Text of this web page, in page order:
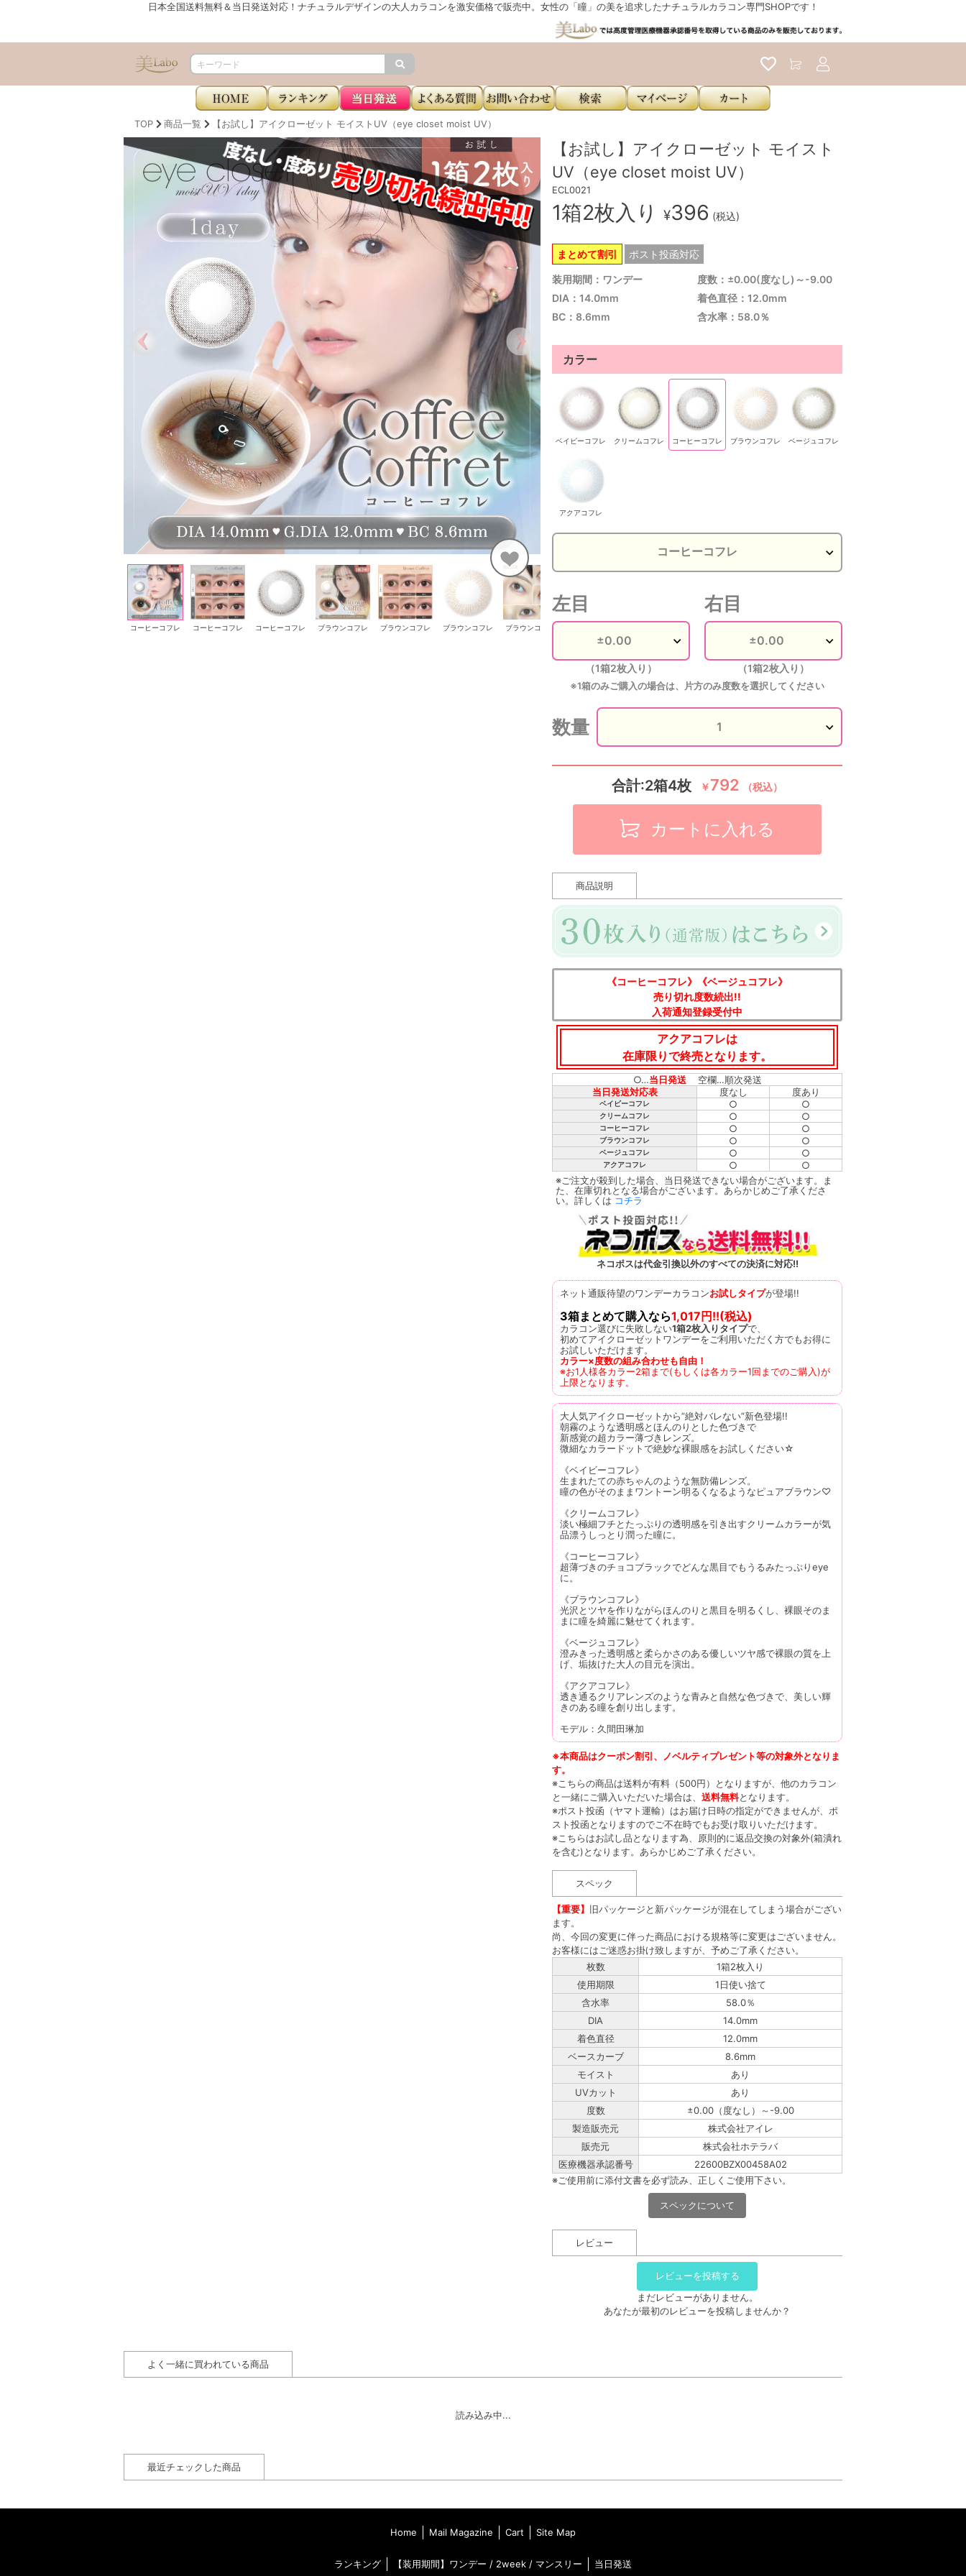
日本全国送料無料＆当日発送対応！ナチュラルデザインの大人カラコンを激安価格で販売中。女性の「瞳」の美を追求したナチュラルカラコン専門SHOPです！
TOP 商品一覧 【お試し】アイクローゼット モイストUV（eye closet moist UV）
コーヒーコフレ コーヒーコフレ コーヒーコフレ ブラウンコフレ ブラウンコフレ ブラウンコフレ ブラウンコフレ ベージュコフレ ベージュコフレ
【お試し】アイクローゼット モイスト
UV（eye closet moist UV）
ECL0021
1箱2枚入り ¥396 (税込)
まとめて割引 ポスト投函対応
装用期間：ワンデー
度数：±0.00(度なし)～-9.00
DIA：14.0mm
着色直径：12.0mm
BC：8.6mm
含水率：58.0％
カラー
ベイビーコフレ クリームコフレ コーヒーコフレ ブラウンコフレ ベージュコフレ
アクアコフレ
左目
（1箱2枚入り）
右目
（1箱2枚入り）
※1箱のみご購入の場合は、片方のみ度数を選択してください
数量
合計:2箱4枚 ￥792 （税込）
カートに入れる
商品説明
《コーヒーコフレ》《ベージュコフレ》
売り切れ度数続出!!
入荷通知登録受付中
アクアコフレは
在庫限りで終売となります。
○…当日発送
空欄…順次発送
当日発送対応表
度なし 度あり
ベイビーコフレ ○ ○
クリームコフレ ○ ○
コーヒーコフレ ○ ○
ブラウンコフレ ○ ○
ベージュコフレ ○ ○
アクアコフレ ○
○
※ご注文が殺到した場合、当日発送できない場合がございます。ま
た、在庫切れとなる場合がございます。あらかじめご了承くださ
い。詳しくは コチラ
ネコポスは代金引換以外のすべての決済に対応!!
ネット通販待望のワンデーカラコンお試しタイプが登場!!
3箱まとめて購入なら1,017円!!(税込)
カラコン選びに失敗しない1箱2枚入りタイプで、
初めてアイクローゼットワンデーをご利用いただく方でもお得に
お試しいただけます。
カラー×度数の組み合わせも自由！
※お1人様各カラー2箱まで(もしくは各カラー1回までのご購入)が
上限となります。
大人気アイクローゼットから”絶対バレない”新色登場!!
朝霧のような透明感とほんのりとした色づきで
新感覚の超カラー薄づきレンズ。
微細なカラードットで絶妙な裸眼感をお試しください☆
《ベイビーコフレ》
生まれたての赤ちゃんのような無防備レンズ。
瞳の色がそのままワントーン明るくなるようなピュアブラウン♡
《クリームコフレ》
淡い極細フチとたっぷりの透明感を引き出すクリームカラーが気
品漂うしっとり潤った瞳に。
《コーヒーコフレ》
超薄づきのチョコブラックでどんな黒目でもうるみたっぷりeye
に。
《ブラウンコフレ》
光沢とツヤを作りながらほんのりと黒目を明るくし、裸眼そのま
まに瞳を綺麗に魅せてくれます。
《ベージュコフレ》
澄みきった透明感と柔らかさのある優しいツヤ感で裸眼の質を上
げ、垢抜けた大人の目元を演出。
《アクアコフレ》
透き通るクリアレンズのような青みと自然な色づきで、美しい輝
きのある瞳を創り出します。
モデル：久間田琳加
※本商品はクーポン割引、ノベルティプレゼント等の対象外となりま
す。
※こちらの商品は送料が有料（500円）となりますが、他のカラコン
と一緒にご購入いただいた場合は、 送料無料となります。
※ポスト投函（ヤマト運輸）はお届け日時の指定ができませんが、ポ
スト投函となりますのでご不在時でもお受け取りいただけます。
※こちらはお試し品となります為、原則的に返品交換の対象外(箱潰れ
を含む)となります。あらかじめご了承ください。
スペック
【重要】 旧パッケージと新パッケージが混在してしまう場合がござい
ます。
尚、今回の変更に伴った商品における規格等に変更はございません。
お客様にはご迷惑お掛け致しますが、予めご了承ください。
枚数
1箱2枚入り
使用期限
1日使い捨て
含水率
58.0％
DIA
14.0mm
着色直径
12.0mm
ベースカーブ
8.6mm
モイスト
あり
UVカット
あり
度数
±0.00（度なし）～-9.00
製造販売元
株式会社アイレ
販売元
株式会社ホテラバ
医療機器承認番号
22600BZX00458A02
※ご使用前に添付文書を必ず読み、正しくご使用下さい。
スペックについて
レビュー
レビューを投稿する
まだレビューがありません。
あなたが最初のレビューを投稿しませんか？
よく一緒に買われている商品
読み込み中...
最近チェックした商品
Home Mail Magazine Cart Site Map
ランキング 【装用期間】 ワンデー / 2week / マンスリー 当日発送